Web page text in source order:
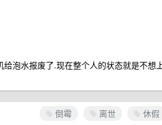
泡水报废了.现在整个人的状态就是不想
倒霉 离世 休假